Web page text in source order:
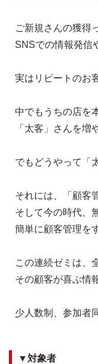
ご新規さんの獲得
SNSでの情報発信
実はリピートのお
中でもうちの店を
「太客」さんを増
でもどうやって「
それには、「顧客
そして今の時代、
簡単に顧客管理を
この連続ゼミは、
その顧客が喜ぶ情
少人数制、参加者
▼対象者